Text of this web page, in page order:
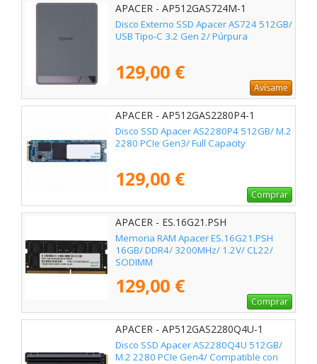
APACER - AP512GAS724M-1
Disco Externo SSD Apacer AS724 512GB/
USB Tipo-C 3.2 Gen 2/ Púrpura
129,00 €
Avísame
APACER - AP512GAS2280P4-1
Disco SSD Apacer AS2280P4 512GB/ M.2
2280 PCIe Gen3/ Full Capacity
129,00 €
Comprar
APACER - ES.16G21.PSH
Memoria RAM Apacer ES.16G21.PSH
16GB/ DDR4/ 3200MHz/ 1.2V/ CL22/
SODIMM
129,00 €
Comprar
APACER - AP512GAS2280Q4U-1
Disco SSD Apacer AS2280Q4U 512GB/
M.2 2280 PCIe Gen4/ Compatible con